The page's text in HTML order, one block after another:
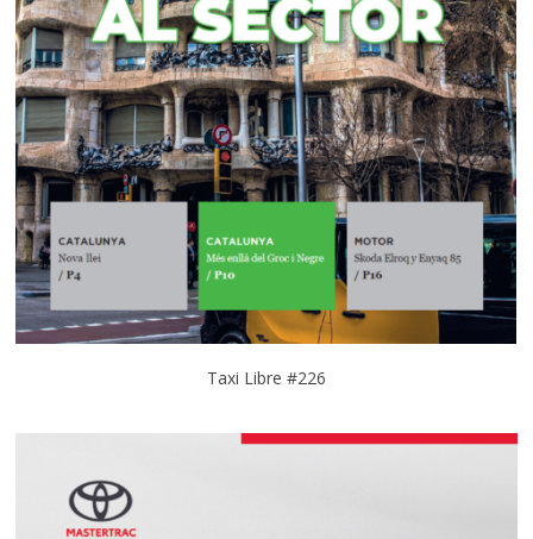
Taxi Libre #226